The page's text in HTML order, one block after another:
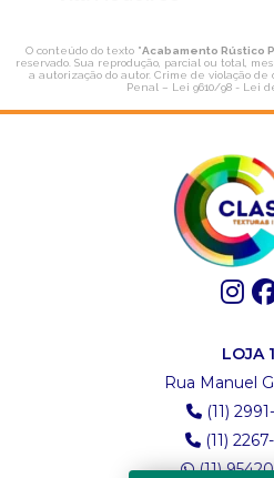
O conteúdo do texto "Acabamento Rústico
reservado. Sua reprodução, parcial ou total,
a autorização do autor. Crime de violação de
Penal – Lei 9610/98 - Lei
LOJA 1
Rua Manuel
(11)
(11)
(11)